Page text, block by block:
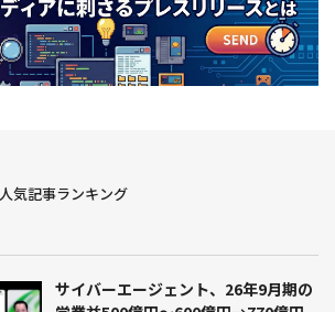
人気記事ランキング
サイバーエージェント、26年9月期の